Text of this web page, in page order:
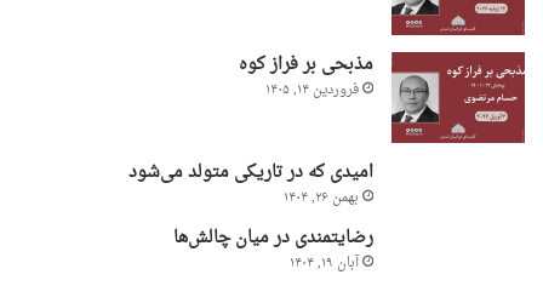
مذبحی بر فراز کوه
فروردین ۱۴, ۱۴۰۵
امیدی که در تاریکی متولد می‌شود
بهمن ۲۶, ۱۴۰۴
رضایتمندی در میان چالش‌ها
آبان ۱۹, ۱۴۰۴